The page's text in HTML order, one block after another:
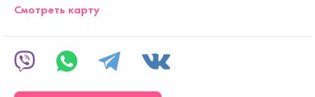
Смотреть карту